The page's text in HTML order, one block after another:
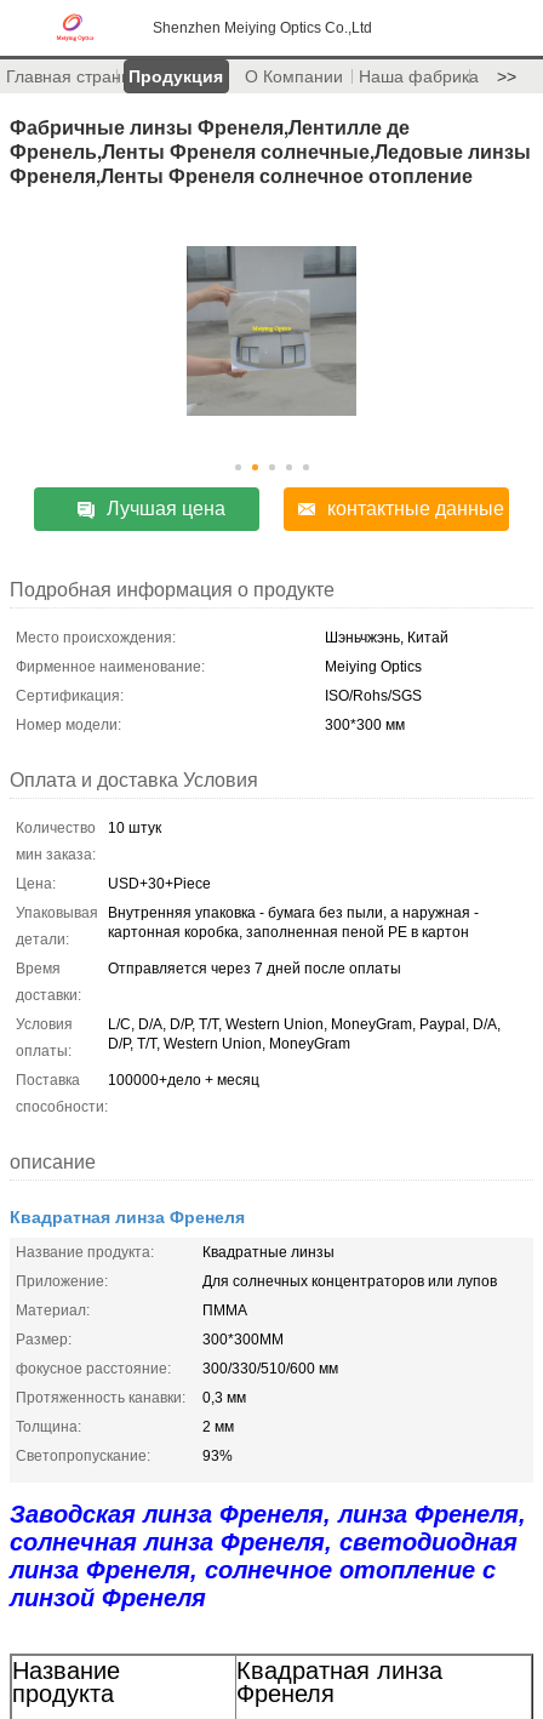
Shenzhen Meiying Optics Co.,Ltd
Главная страницаПродукция О Компании Наша фабрика >>
Фабричные линзы Френеля,Лентилле де
Френель,Ленты Френеля солнечные,Ледовые линзы
Френеля,Ленты Френеля солнечное отопление
Лучшая цена контактные данные
Подробная информация о продукте
Место происхождения:
Шэньчжэнь, Китай
Фирменное наименование:
Meiying Optics
Сертификация:
ISO/Rohs/SGS
Номер модели:
300*300 мм
Оплата и доставка Условия
Количество
мин заказа:
10 штук
Цена:
USD+30+Piece
Упаковывая
детали:
Внутренняя упаковка - бумага без пыли, а наружная -
картонная коробка, заполненная пеной PE в картон
Время
доставки:
Отправляется через 7 дней после оплаты
Условия
оплаты:
L/C, D/A, D/P, T/T, Western Union, MoneyGram, Paypal, D/A,
D/P, T/T, Western Union, MoneyGram
Поставка
способности:
100000+дело + месяц
описание
Квадратная линза Френеля
Название продукта:
Квадратные линзы
Приложение:
Для солнечных концентраторов или лупов
Материал:
ПММА
Размер:
300*300ММ
фокусное расстояние:
300/330/510/600 мм
Протяженность канавки:
0,3 мм
Толщина:
2 мм
Светопропускание:
93%
Заводская линза Френеля, линза Френеля,
солнечная линза Френеля, светодиодная
линза Френеля, солнечное отопление с
линзой Френеля
Название
продукта
Квадратная линза
Френеля